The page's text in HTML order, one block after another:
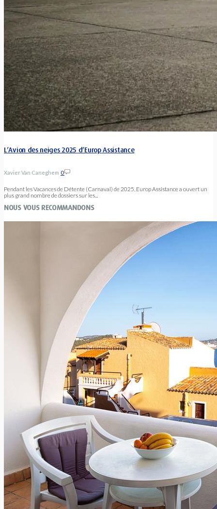
L’Avion des neiges 2025 d’Europ Assistance
Xavier Van Caneghem 0
Pendant les Vacances de Détente (Carnaval) de 2025, Europ Assistance a ouvert un
plus grand nombre de dossiers sur les...
NOUS VOUS RECOMMANDONS